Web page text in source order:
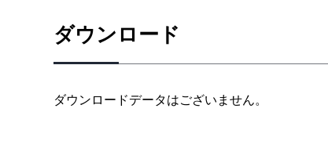
8章 電源
9章 測定
ダウンロード
ダウンロードデータはございません。